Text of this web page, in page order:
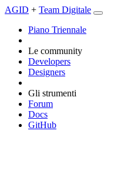
AGID + Team Digitale
Piano Triennale
Le community
Developers
Designers
Gli strumenti
Forum
Docs
GitHub